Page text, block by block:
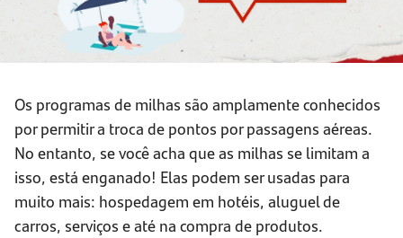
Os programas de milhas são amplamente conhecidos
por permitir a troca de pontos por passagens aéreas.
No entanto, se você acha que as milhas se limitam a
isso, está enganado! Elas podem ser usadas para
muito mais: hospedagem em hotéis, aluguel de
carros, serviços e até na compra de produtos.